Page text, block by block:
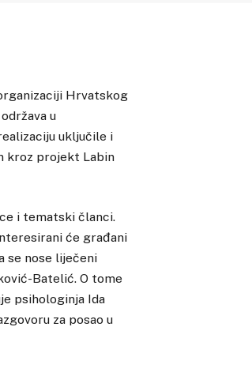
Hrvatskog
u
uključile i
kroz projekt Labin
i tematski članci.
će građani
se nose liječeni
Batelić. O tome
psihologinja Ida
za posao u